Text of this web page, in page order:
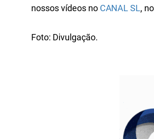
nossos vídeos no CANAL SL,
Foto: Divulgação.